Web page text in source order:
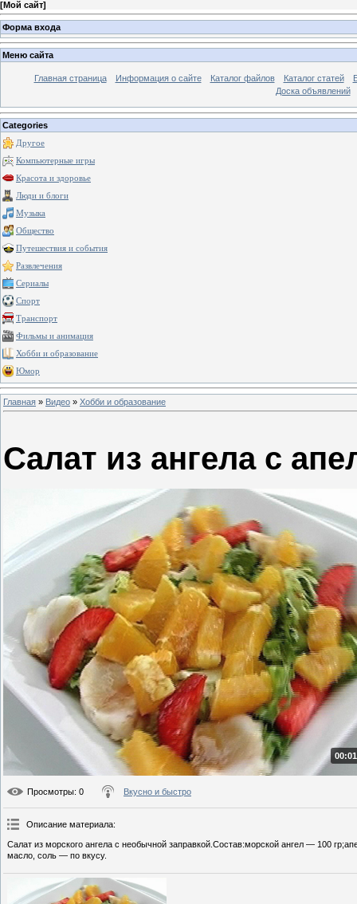
[Мой сайт]
Форма входа
Меню сайта
Главная страница Информация о сайте Каталог файлов Каталог статей
Доска объявлений
Categories
Другое
Компьютерные игры
Красота и здоровье
Люди и блоги
Музыка
Общество
Путешествия и события
Развлечения
Сериалы
Спорт
Транспорт
Фильмы и анимация
Хобби и образование
Юмор
Главная » Видео » Хобби и образование
Салат из ангела с
Просмотры: 0 Вкусно и быстро
Описание материала:
Салат из морского ангела с необычной заправкой.Состав:морской ангел — 100
масло, соль — по вкусу.